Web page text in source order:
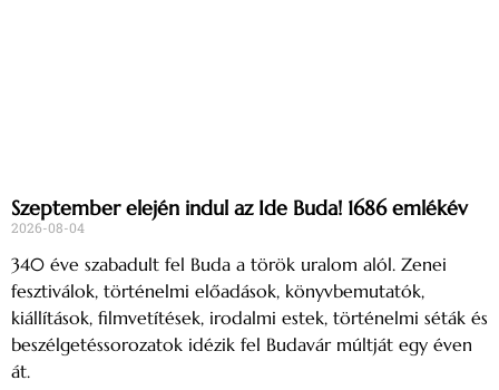
Szeptember elején indul az Ide Buda! 1686 emlékév
2026-08-04
340 éve szabadult fel Buda a török uralom alól. Zenei
fesztiválok, történelmi előadások, könyvbemutatók,
kiállítások, filmvetítések, irodalmi estek, történelmi séták és
beszélgetéssorozatok idézik fel Budavár múltját egy éven
át.